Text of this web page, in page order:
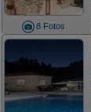
8 Fotos